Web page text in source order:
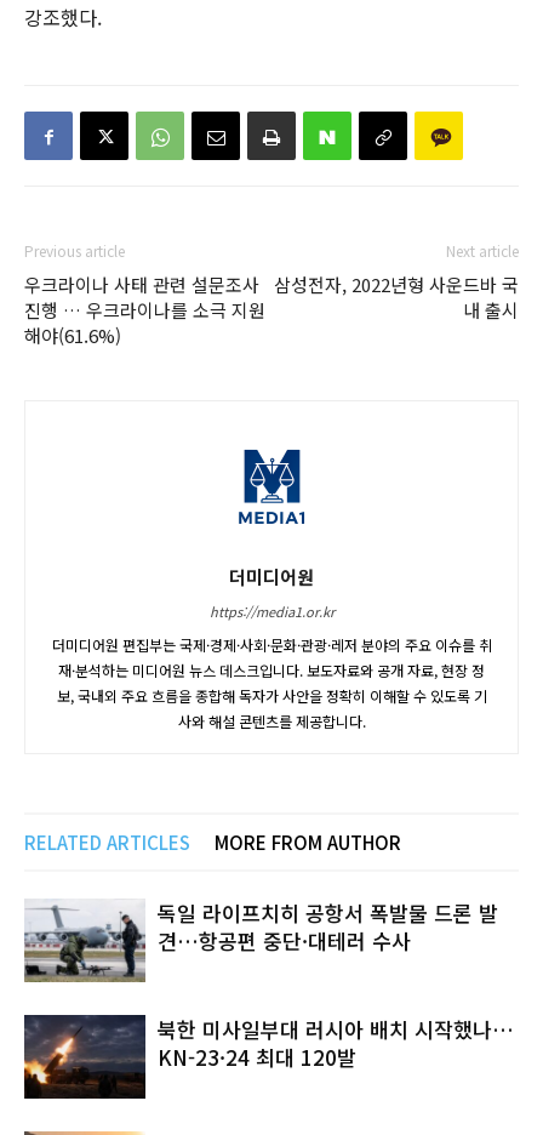
강조했다.
Previous article
우크라이나 사태 관련 설문조사
진행 … 우크라이나를 소극 지원
해야(61.6%)
Next article
삼성전자, 2022년형 사운드바 국
내 출시
더미디어원
https://media1.or.kr
더미디어원 편집부는 국제·경제·사회·문화·관광·레저 분야의 주요 이슈를 취
재·분석하는 미디어원 뉴스 데스크입니다. 보도자료와 공개 자료, 현장 정
보, 국내외 주요 흐름을 종합해 독자가 사안을 정확히 이해할 수 있도록 기
사와 해설 콘텐츠를 제공합니다.
RELATED ARTICLES MORE FROM AUTHOR
독일 라이프치히 공항서 폭발물 드론 발
견…항공편 중단·대테러 수사
북한 미사일부대 러시아 배치 시작했나…
KN-23·24 최대 120발